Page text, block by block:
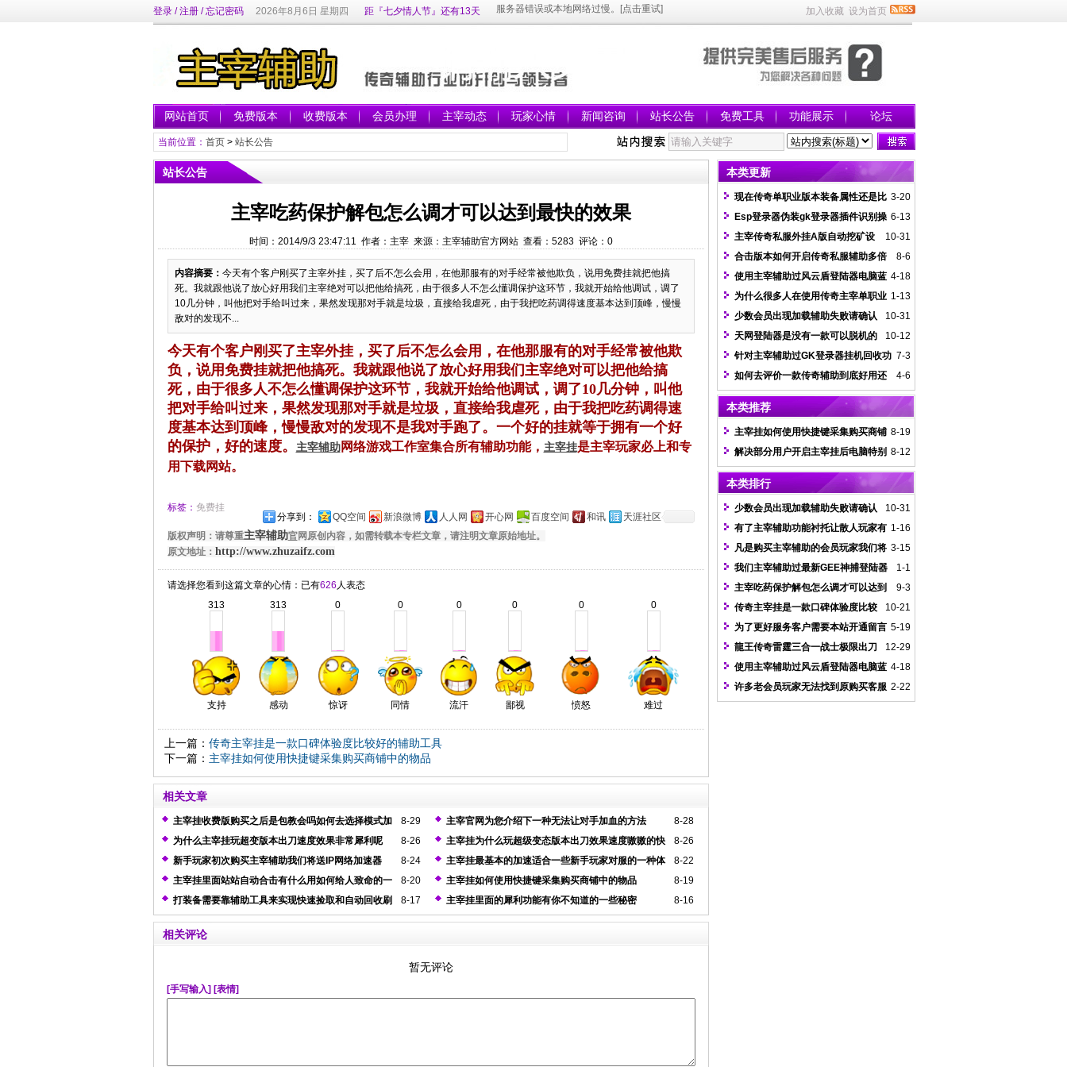
登录/注册/忘记密码 2026年8月6日 星期四 距『七夕情人节』还有13天 加入收藏 设为首页
网站首页 免费版本 收费版本 会员办理 主宰动态 玩家心情 新闻咨询 站长公告 免费工具 功能展示 论坛
当前位置： 首页> 站长公告
站长公告
主宰吃药保护解包怎么调才可以达到最快的效果
时间：2014/9/3 23:47:11 作者：主宰 来源：主宰辅助官方网站 查看： 5283评论： 0
内容摘要： 今天有个客户刚买了主宰外挂，买了后不怎么会用，在他那服有的对手经常被他欺负，说用免费挂就把他搞
死。我就跟他说了放心好用我们主宰绝对可以把他给搞死，由于很多人不怎么懂调保护这环节，我就开始给他调试，调了
10几分钟，叫他把对手给叫过来，果然发现那对手就是垃圾，直接给我虐死，由于我把吃药调得速度基本达到顶峰，慢慢
敌对的发现不...
今天有个客户刚买了主宰外挂，买了后不怎么会用，在他那服有的对手经常被他欺
负，说用免费挂就把他搞死。我就跟他说了放心好用我们主宰绝对可以把他给搞
死，由于很多人不怎么懂调保护这环节，我就开始给他调试，调了10几分钟，叫他
把对手给叫过来，果然发现那对手就是垃圾，直接给我虐死，由于我把吃药调得速
度基本达到顶峰，慢慢敌对的发现不是我对手跑了。一个好的挂就等于拥有一个好
的保护，好的速度。
主宰辅助网络游戏工作室集合所有辅助功能， 主宰挂是主宰玩家必上和专
用下载网站。
标签： 免费挂
分享到：
QQ空间 新浪微博 人人网 开心网 百度空间 和讯
天涯社区
版权声明：请尊重主宰辅助官网原创内容，如需转载本专栏文章，请注明文章原始地址。
原文地址： http://www.zhuzaifz.com
请选择您看到这篇文章的心情：已有626 人表态
313
支持
313
感动
0
惊讶
0
同情
0
流汗
0
鄙视
0
愤怒
0
难过
上一篇： 传奇主宰挂是一款口碑体验度比较好的辅助工具
下一篇： 主宰挂如何使用快捷键采集购买商铺中的物品
相关文章
8-29
主宰挂收费版购买之后是包教会吗如何去选择模式加
载辅助
8-28
主宰官网为您介绍下一种无法让对手加血的方法
8-26
为什么主宰挂玩超变版本出刀速度效果非常犀利呢 8-26
主宰挂为什么玩超级变态版本出刀效果速度嗷嗷的快
8-24
新手玩家初次购买主宰辅助我们将送IP网络加速器 8-22
主宰挂最基本的加速适合一些新手玩家对服的一种体
验
8-20
主宰挂里面站站自动合击有什么用如何给人致命的一
刀
8-19
主宰挂如何使用快捷键采集购买商铺中的物品
8-17
打装备需要靠辅助工具来实现快速捡取和自动回收刷
元宝功能
8-16
主宰挂里面的犀利功能有你不知道的一些秘密
相关评论
暂无评论
[手写输入] [表情]
本类更新
3-20
现在传奇单职业版本装备属性还是比
较变态的
6-13
Esp登录器伪装gk登录器插件识别操
作方法
10-31
主宰传奇私服外挂A版自动挖矿设
置
8-6
合击版本如何开启传奇私服辅助多倍
攻击功能
4-18
使用主宰辅助过风云盾登陆器电脑蓝
屏怎么办
1-13
为什么很多人在使用传奇主宰单职业
辅助
10-31
少数会员出现加载辅助失败请确认
是否有杀软等防火墙阻止解决办法
10-12
天网登陆器是没有一款可以脱机的
封挂插件
7-3
针对主宰辅助过GK登录器挂机回收功
能详细说明
4-6
如何去评价一款传奇辅助到底好用还
是不好用
本类推荐
8-19
主宰挂如何使用快捷键采集购买商铺
中的物品
8-12
解决部分用户开启主宰挂后电脑特别
卡情况说明
本类排行
10-31
少数会员出现加载辅助失败请确认
是否有杀软等防火墙阻止解决办法
1-16
有了主宰辅助功能衬托让散人玩家有
着更加完美的游戏感觉
3-15
凡是购买主宰辅助的会员玩家我们将
全程为你售后服务
1-1
我们主宰辅助过最新GEE神捕登陆器
需要替换内部文件
9-3
主宰吃药保护解包怎么调才可以达到
最快的效果
10-21
传奇主宰挂是一款口碑体验度比较
好的辅助工具
5-19
为了更好服务客户需要本站开通留言
版面如有问题请进行留言
12-29
龍王传奇雷霆三合一战士极限出刀
调法图文示例
4-18
使用主宰辅助过风云盾登陆器电脑蓝
屏怎么办
2-22
许多老会员玩家无法找到原购买客服